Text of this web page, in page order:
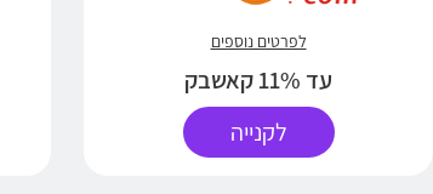
לפרטים נוספים
עד 11% קאשבק
לקנייה